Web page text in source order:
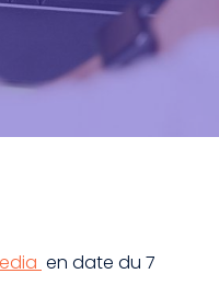
en date du 7